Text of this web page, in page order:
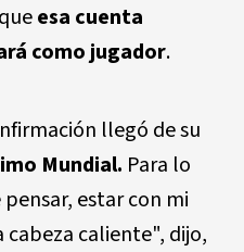
esa cuenta
como jugador.
llegó de su
Mundial. Para lo
estar con mi
caliente", dijo,